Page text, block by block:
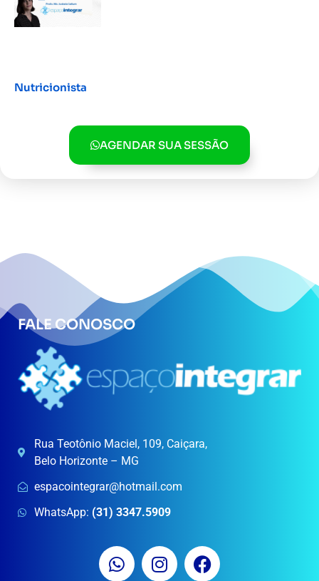
Nutricionista
AGENDAR SUA SESSÃO
FALE CONOSCO
Rua Teotônio Maciel, 109, Caiçara,
Belo Horizonte – MG
espacointegrar@hotmail.com
WhatsApp: (31) 3347.5909